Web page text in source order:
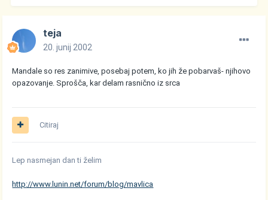
teja
20. junij 2002
Mandale so res zanimive, posebaj potem, ko jih že pobarvaš- njihovo
opazovanje. Sprošča, kar delam rasnično iz srca
Citiraj
Lep nasmejan dan ti želim
http://www.lunin.net/forum/blog/mavlica